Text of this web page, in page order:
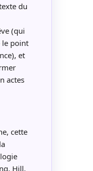
du
(qui
le point
et
actes
cette
Hill,